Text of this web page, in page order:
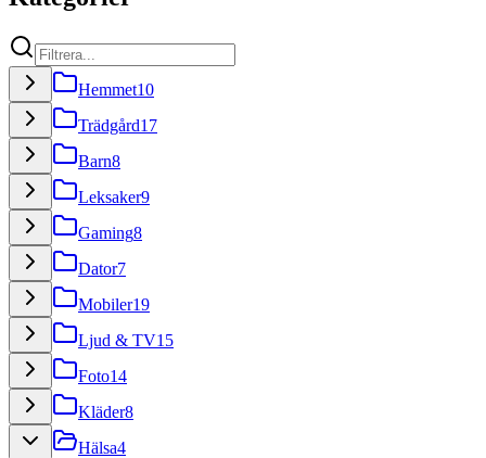
Hemmet10
Trädgård17
Barn8
Leksaker9
Gaming8
Dator7
Mobiler19
Ljud & TV15
Foto14
Kläder8
Hälsa4